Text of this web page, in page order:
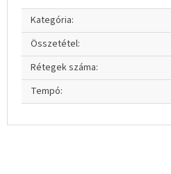
Kategória:
Összetétel:
Rétegek száma:
Tempó: